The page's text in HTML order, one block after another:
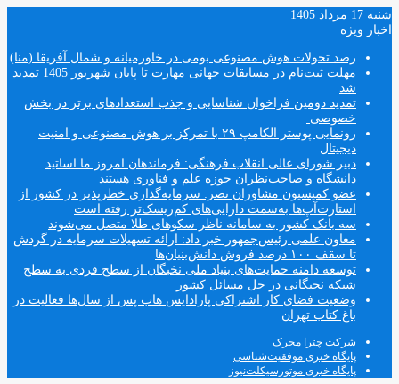
شنبه 17 مرداد 1405
اخبار ویژه
رصد تحولات هوش مصنوعی بومی در خاورمیانه و شمال آفریقا (منا)
مهلت ثبت‌نام در مسابقات جهانی مهارت تا پایان شهریور 1405 تمدید
شد
تمدید دومین فراخوان شناسایی و جذب استعدادهای برتر در بخش
خصوصی
رونمایی پوستر الکامپ ۲۹ با تمرکز بر هوش مصنوعی و امنیت
دیجیتال
دبیر شورای عالی انقلاب فرهنگی: فرماندهان امروز ما اساتید
دانشگاه و صاحب‌نظران حوزه علم و فناوری هستند
عضو کمیسیون مشاوران نصر: سرمایه‌گذاری خطرپذیر در کشور از
استارت‌آپ‌ها به‌سمت دارایی‌های کم‌ریسک‌تر رفته است
سه بانک کشور به سامانه ناظر سکوهای طلا متصل می‌شوند
معاون علمی رئیس‌جمهور خبر داد: ارائه تسهیلات سرمایه در گردش
تا سقف ۱۰۰ درصد فروش دانش‌بنیان‌ها
توسعه دامنه حمایت‌های بنیاد ملی نخبگان از سطح فردی به سطح
شبکه نخبگانی در حل مسائل کشور
وضعیت فضای کار اشتراکی پارادایس هاب پس از سال‌ها فعالیت در
باغ کتاب تهران
شرکت چترا محرک
پایگاه خبری موفقیت‌شناسی
پایگاه خبری موتورسیکلت‌نیوز